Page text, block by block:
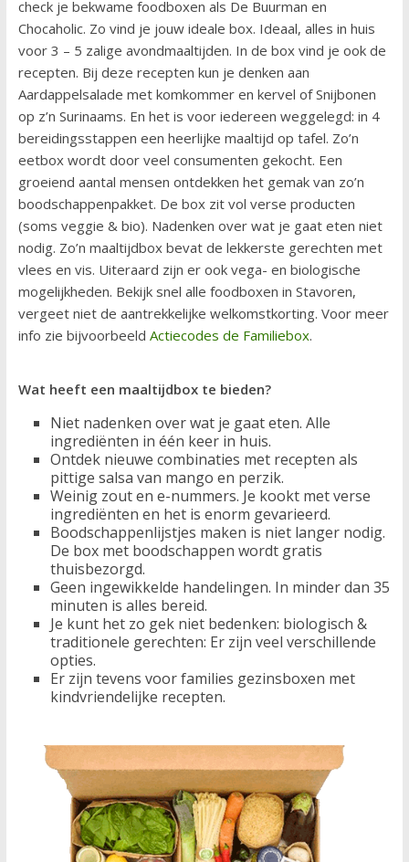
check je bekwame foodboxen als De Buurman en
Chocaholic. Zo vind je jouw ideale box. Ideaal, alles in huis
voor 3 – 5 zalige avondmaaltijden. In de box vind je ook de
recepten. Bij deze recepten kun je denken aan
Aardappelsalade met komkommer en kervel of Snijbonen
op z’n Surinaams. En het is voor iedereen weggelegd: in 4
bereidingsstappen een heerlijke maaltijd op tafel. Zo’n
eetbox wordt door veel consumenten gekocht. Een
groeiend aantal mensen ontdekken het gemak van zo’n
boodschappenpakket. De box zit vol verse producten
(soms veggie & bio). Nadenken over wat je gaat eten niet
nodig. Zo’n maaltijdbox bevat de lekkerste gerechten met
vlees en vis. Uiteraard zijn er ook vega- en biologische
mogelijkheden. Bekijk snel alle foodboxen in Stavoren,
vergeet niet de aantrekkelijke welkomstkorting. Voor meer
info zie bijvoorbeeld Actiecodes de Familiebox.
Wat heeft een maaltijdbox te bieden?
Niet nadenken over wat je gaat eten. Alle
ingrediënten in één keer in huis.
Ontdek nieuwe combinaties met recepten als
pittige salsa van mango en perzik.
Weinig zout en e-nummers. Je kookt met verse
ingrediënten en het is enorm gevarieerd.
Boodschappenlijstjes maken is niet langer nodig.
De box met boodschappen wordt gratis
thuisbezorgd.
Geen ingewikkelde handelingen. In minder dan 35
minuten is alles bereid.
Je kunt het zo gek niet bedenken: biologisch &
traditionele gerechten: Er zijn veel verschillende
opties.
Er zijn tevens voor families gezinsboxen met
kindvriendelijke recepten.